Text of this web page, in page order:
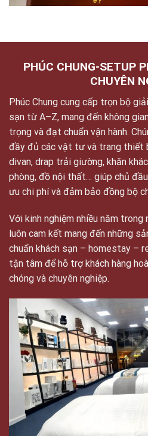
PHÚC CHUNG-SETUP
CHUYÊN
Phúc Chung cung cấp trọn bộ
sạn từ A–Z, mang đến không
trọng và đạt chuẩn vận hành.
đầy đủ các vật tư và trang thiết
divan, drap trải giường, khăn
phòng, đồ nội thất… giúp chủ
ưu chi phí và đảm bảo đồng bộ
Với kinh nghiệm nhiều năm trong
luôn cam kết mang đến những
chuẩn khách sạn – homestay –
tận tâm để hỗ trợ khách hàng
chóng và chuyên nghiệp.